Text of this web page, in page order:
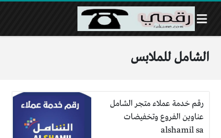
الشامل للملابس
رقم خدمة عملاء متجر الشامل
عناوين الفروع وتخفيضات
alshamil sa